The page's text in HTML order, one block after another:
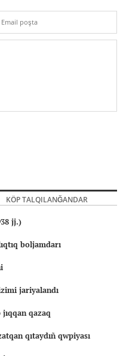
KÖP TALQILANĞANDAR
jj.)
boljamdarı
jariyalandı
jıqqan qazaq
qıtaydıñ qwpiyası